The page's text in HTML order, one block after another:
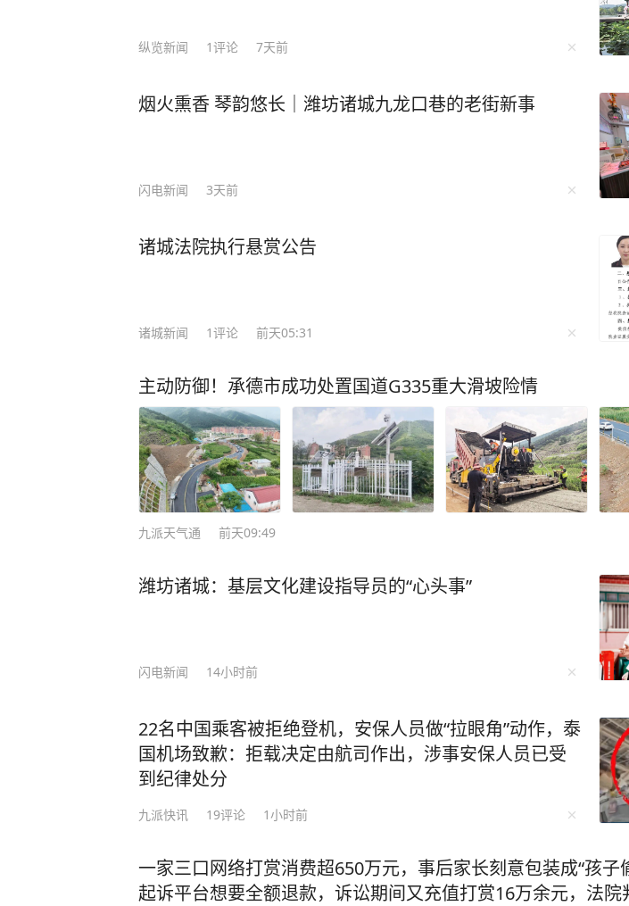
纵览新闻 1评论 7天前
烟火熏香 琴韵悠长｜潍坊诸城九龙口巷的老街新事
闪电新闻 3天前
诸城法院执行悬赏公告
诸城新闻 1评论 前天05:31
主动防御！承德市成功处置国道G335重大滑坡险情
九派天气通 前天09:49
潍坊诸城：基层文化建设指导员的“心头事”
闪电新闻 14小时前
22名中国乘客被拒绝登机，安保人员做“拉眼角”动作，泰
国机场致歉：拒载决定由航司作出，涉事安保人员已受
到纪律处分
九派快讯 19评论 1小时前
一家三口网络打赏消费超650万元，事后家长刻意包装成“孩子
起诉平台想要全额退款，诉讼期间又充值打赏16万余元，法院